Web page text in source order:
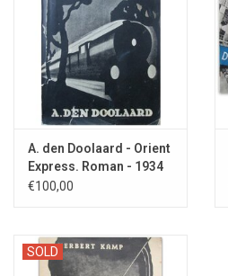
A. den Doolaard - Orient
Express. Roman - 1934
€100,00
SOLD